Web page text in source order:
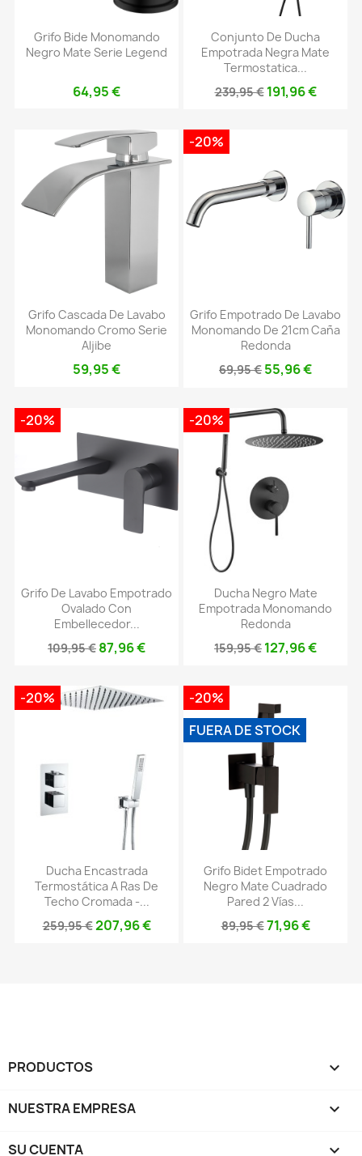
Grifo Bide Monomando
Negro Mate Serie Legend
64,95 €
Conjunto De Ducha
Empotrada Negra Mate
Termostatica...
239,95 € 191,96 €
Grifo Cascada De Lavabo
Monomando Cromo Serie
Aljibe
59,95 €
Grifo Empotrado De Lavabo
Monomando De 21cm Caña
Redonda
69,95 € 55,96 €
-20%
Grifo De Lavabo Empotrado
Ovalado Con
Embellecedor...
109,95 € 87,96 €
-20%
Ducha Negro Mate
Empotrada Monomando
Redonda
159,95 € 127,96 €
-20%
Ducha Encastrada
Termostática A Ras De
Techo Cromada -...
259,95 €207,96 €
-20%
Grifo Bidet Empotrado
Negro Mate Cuadrado
Pared 2 Vías...
89,95 €71,96 €
-20%
FUERA DE STOCK
PRODUCTOS 
NUESTRA EMPRESA 
SU CUENTA 